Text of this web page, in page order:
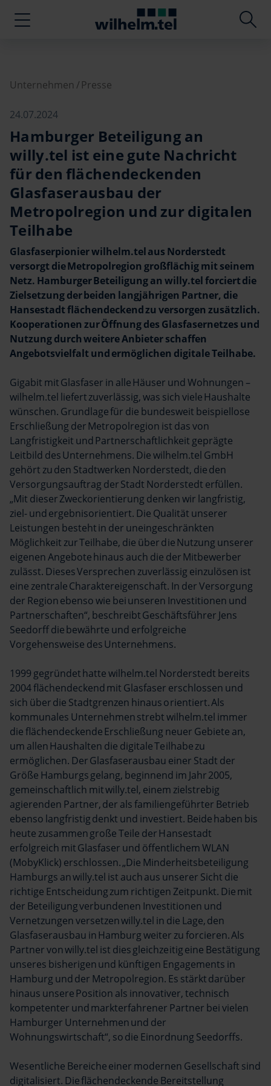
Unternehmen Presse
24.07.2024
Hamburger Beteiligung an
willy.tel ist eine gute Nachricht
für den flächendeckenden
Glasfaserausbau der
Metropolregion und zur digitalen
Teilhabe
Glasfaserpionier wilhelm.tel aus Norderstedt
versorgt die Metropolregion großflächig mit seinem
Netz. Hamburger Beteiligung an willy.tel forciert die
Zielsetzung der beiden langjährigen Partner, die
Hansestadt flächendeckend zu versorgen zusätzlich.
Kooperationen zur Öffnung des Glasfasernetzes und
Nutzung durch weitere Anbieter schaffen
Angebotsvielfalt und ermöglichen digitale Teilhabe.
Gigabit mit Glasfaser in alle Häuser und Wohnungen –
wilhelm.tel liefert zuverlässig, was sich viele Haushalte
wünschen. Grundlage für die bundesweit beispiellose
Erschließung der Metropolregion ist das von
Langfristigkeit und Partnerschaftlichkeit geprägte
Leitbild des Unternehmens. Die wilhelm.tel GmbH
gehört zu den Stadtwerken Norderstedt, die den
Versorgungsauftrag der Stadt Norderstedt erfüllen.
„Mit dieser Zweckorientierung denken wir langfristig,
ziel- und ergebnisorientiert. Die Qualität unserer
Leistungen besteht in der uneingeschränkten
Möglichkeit zur Teilhabe, die über die Nutzung unserer
eigenen Angebote hinaus auch die der Mitbewerber
zulässt. Dieses Versprechen zuverlässig einzulösen ist
eine zentrale Charaktereigenschaft. In der Versorgung
der Region ebenso wie bei unseren Investitionen und
Partnerschaften“, beschreibt Geschäftsführer Jens
Seedorff die bewährte und erfolgreiche
Vorgehensweise des Unternehmens.
1999 gegründet hatte wilhelm.tel Norderstedt bereits
2004 flächendeckend mit Glasfaser erschlossen und
sich über die Stadtgrenzen hinaus orientiert. Als
kommunales Unternehmen strebt wilhelm.tel immer
die flächendeckende Erschließung neuer Gebiete an,
um allen Haushalten die digitale Teilhabe zu
ermöglichen. Der Glasfaserausbau einer Stadt der
Größe Hamburgs gelang, beginnend im Jahr 2005,
gemeinschaftlich mit willy.tel, einem zielstrebig
agierenden Partner, der als familiengeführter Betrieb
ebenso langfristig denkt und investiert. Beide haben bis
heute zusammen große Teile der Hansestadt
erfolgreich mit Glasfaser und öffentlichem WLAN
(MobyKlick) erschlossen. „Die Minderheitsbeteiligung
Hamburgs an willy.tel ist auch aus unserer Sicht die
richtige Entscheidung zum richtigen Zeitpunkt. Die mit
der Beteiligung verbundenen Investitionen und
Vernetzungen versetzen willy.tel in die Lage, den
Glasfaserausbau in Hamburg weiter zu forcieren. Als
Partner von willy.tel ist dies gleichzeitig eine Bestätigung
unseres bisherigen und künftigen Engagements in
Hamburg und der Metropolregion. Es stärkt darüber
hinaus unsere Position als innovativer, technisch
kompetenter und markterfahrener Partner bei vielen
Hamburger Unternehmen und der
Wohnungswirtschaft“, so die Einordnung Seedorffs.
Wesentliche Bereiche einer modernen Gesellschaft sind
digitalisiert. Die flächendeckende Bereitstellung